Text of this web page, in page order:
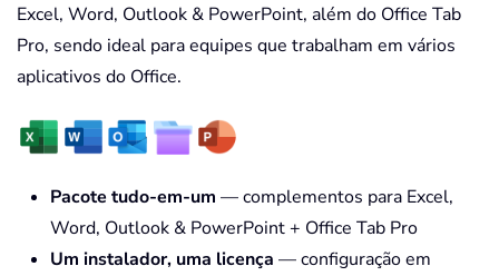
Excel, Word, Outlook & PowerPoint, além do Office Tab
Pro, sendo ideal para equipes que trabalham em vários
aplicativos do Office.
Pacote tudo-em-um — complementos para Excel,
Word, Outlook & PowerPoint + Office Tab Pro
Um instalador, uma licença — configuração em